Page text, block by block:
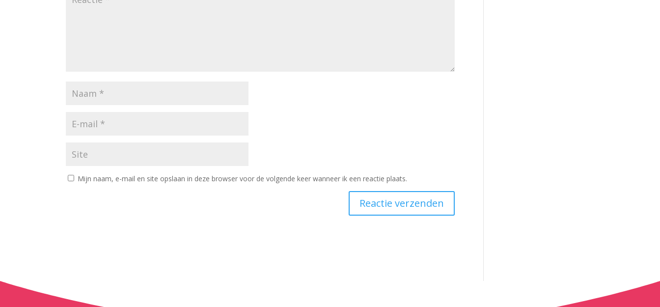
Mijn naam, e-mail en site opslaan in deze browser voor de volgende keer wanneer ik een reactie plaats.